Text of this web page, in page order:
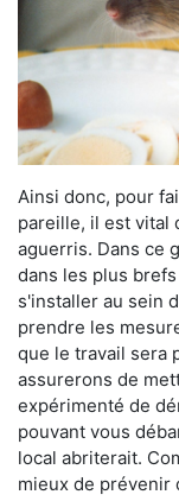
Ainsi donc, pour
pareille, il est vital
aguerris. Dans ce
dans les plus
s'installer au sein
prendre les
que le travail sera
assurerons de
expérimenté de
pouvant vous
local abriterait.
mieux de prévenir